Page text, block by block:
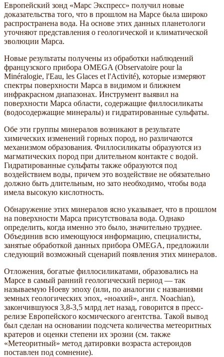
Европейский зонд «Марс Экспресс» получил новые
доказательства того, что в прошлом на Марсе была широко
распространена вода. На основе этих данных планетологи
уточняют представления о геологической и климатической
эволюции Марса.
Новые результаты получены из обработки наблюдений
французского прибора OMEGA (Observatoire pour la
Minéralogie, l'Eau, les Glaces et l'Activité), которые измеряют
спектры поверхности Марса в видимом и ближнем
инфракрасном диапазонах. Инструмент выявил на
поверхности Марса области, содержащие филлосиликаты
(водосодержащие минералы) и гидратированные сульфаты.
Обе эти группы минералов возникают в результате
химических изменений горных пород, но различаются
механизмом образования. Филлосиликаты образуются из
магматических пород при длительном контакте с водой.
Гидратированные сульфаты также образуются под
воздействием воды, причем это воздействие не обязательно
должно быть длительным, но зато необходимо, чтобы вода
имела высокую кислотность.
Обнаружение этих минералов ясно указывает, что в прошлом
на поверхности Марса присутствовала вода. Однако
определить, когда именно это было, значительно труднее.
Объединив всю имеющуюся информацию, специалисты,
занятые обработкой данных прибора OMEGA, предложили
следующий возможный сценарий появления этих минералов.
Отложения, богатые филлосиликатами, образовались на
Марсе в самый ранний геологический период — так
называемую Ноеву эпоху (или, по аналогии с названиями
земных геологических эпох, «ноахий», англ. Noachian),
закончившуюся 3,8-3,5 млрд лет назад, говорится в пресс-
релизе Европейского космического агентства. Такой вывод
был сделан на основании подсчета количества метеоритных
кратеров и оценки степени их эрозии (см. также
«Метеоритный» метод датировки возраста астероидов
поставлен под сомнение).